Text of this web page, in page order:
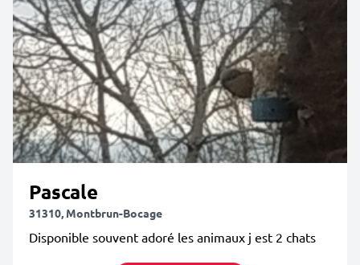
Pascale
31310, Montbrun-Bocage
Disponible souvent adoré les animaux j est 2 chats